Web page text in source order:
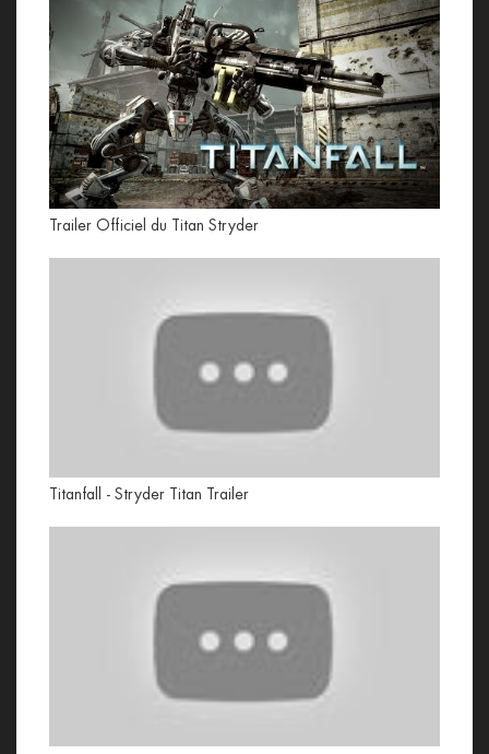
Trailer Officiel du Titan Stryder
Titanfall - Stryder Titan Trailer